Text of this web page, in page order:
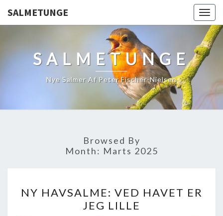
SALMETUNGE
SALMETUNGE
Nye Salmer Af Peter Fischer-Nielsen
Browsed By
Month: Marts 2025
HAVSALME:
VED
NY HAVSALME: VED HAVET ER
JEG LILLE